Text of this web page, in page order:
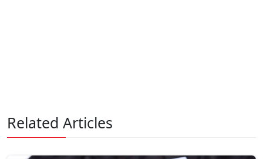
Related Articles